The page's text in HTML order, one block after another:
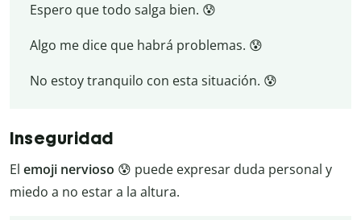
Espero que todo salga bien. 😰
Algo me dice que habrá problemas. 😰
No estoy tranquilo con esta situación. 😰
Inseguridad
El emoji nervioso 😰 puede expresar duda personal y
miedo a no estar a la altura.